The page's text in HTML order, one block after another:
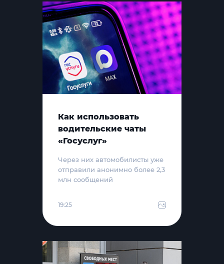
Как использовать
водительские чаты
«Госуслуг»
Через них автомобилисты уже
отправили анонимно более 2,3
млн сообщений
19:25